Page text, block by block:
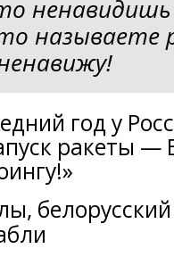
ненавидишь
называете
год у
ракеты —